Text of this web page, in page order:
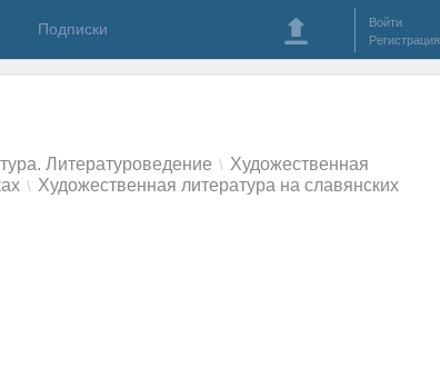
Подписки
Войти
Регистрация
Литературоведение \ Художественная
\ Художественная литература на славянских